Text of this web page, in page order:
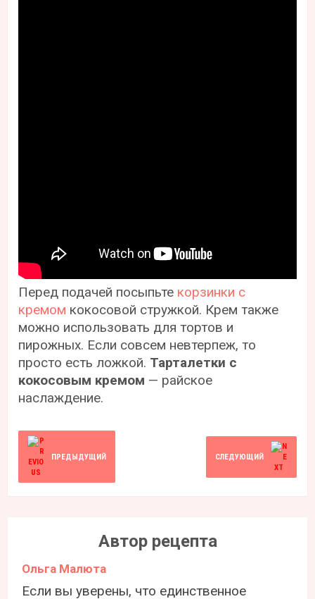
Перед подачей посыпьте корзинки с
кремом кокосовой стружкой. Крем также
можно использовать для тортов и
пирожных. Если совсем невтерпеж, то
просто есть ложкой. Тарталетки с
кокосовым кремом — райское
наслаждение.
ПРЕДЫДУЩИЙ СЛЕДУЮЩИЙ
Автор рецепта
Ольга Малюта
Если вы уверены, что единственное